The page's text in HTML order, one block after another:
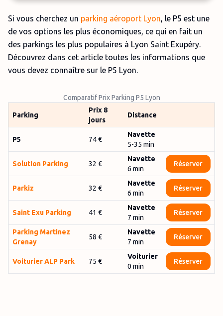
Si vous cherchez un parking aéroport Lyon, le P5 est une
de vos options les plus économiques, ce qui en fait un
des parkings les plus populaires à Lyon Saint Exupéry.
Découvrez dans cet article toutes les informations que
vous devez connaître sur le P5 Lyon.
Comparatif Prix Parking P5 Lyon
Parking
Prix 8
jours
Distance
P5 74 €
Navette
5-35 min
Solution Parking 32 €
Navette
6 min
Réserver
Parkiz 32 €
Navette
6 min
Réserver
Saint Exu Parking 41 €
Navette
7 min
Réserver
Parking Martinez
Grenay
58 €
Navette
7 min
Réserver
Voiturier ALP Park 75 €
Voiturier
0 min
Réserver